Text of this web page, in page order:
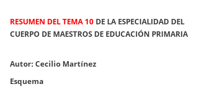
RESUMEN DEL TEMA 10 DE LA ESPECIALIDAD DEL
CUERPO DE MAESTROS DE EDUCACIÓN PRIMARIA
Autor: Cecilio Martínez
Esquema